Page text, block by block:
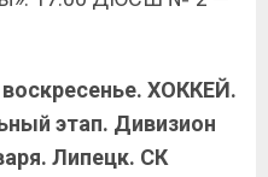
воскресенье. ХОККЕЙ.
этап. Дивизион
Липецк. СК